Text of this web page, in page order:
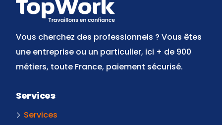
Vous cherchez des professionnels ? Vous êtes
une entreprise ou un particulier, ici + de 900
métiers, toute France, paiement sécurisé.
Services
Services